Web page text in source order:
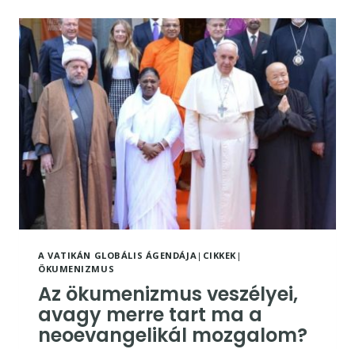
PÁPAI
TÉVEDHETETLENSÉGR
L
A VATIKÁN GLOBÁLIS ÁGENDÁJA | CIKKEK |
ÖKUMENIZMUS
Az ökumenizmus veszélyei,
avagy merre tart ma a
neoevangelikál mozgalom?